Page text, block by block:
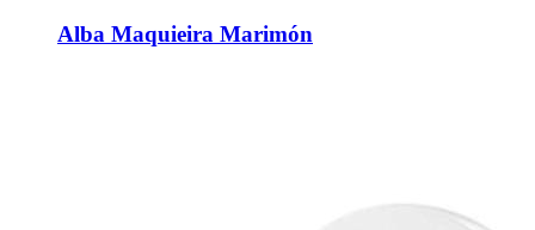
Alba Maquieira Marimón